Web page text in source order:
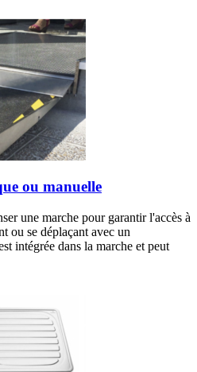
ou manuelle
une marche pour garantir l'accès à
ou se déplaçant avec un
intégrée dans la marche et peut